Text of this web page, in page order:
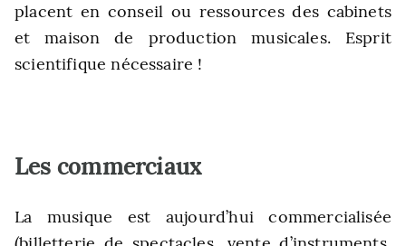
placent en conseil ou ressources des cabinets
et maison de production musicales. Esprit
scientifique nécessaire !
Les commerciaux
La musique est aujourd’hui commercialisée